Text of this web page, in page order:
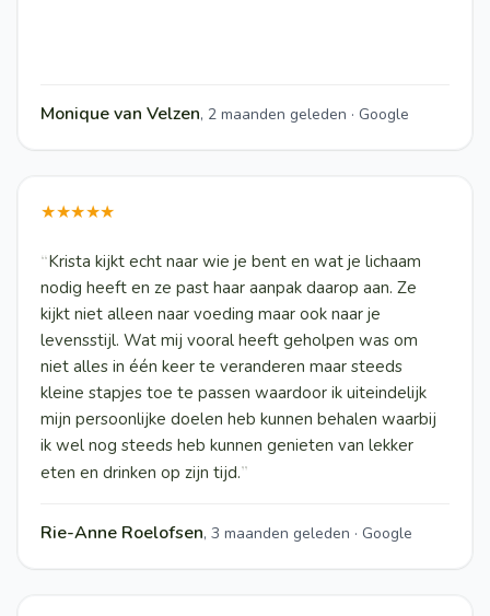
Monique van Velzen, 2 maanden geleden · Google
★★★★★
“Krista kijkt echt naar wie je bent en wat je lichaam
nodig heeft en ze past haar aanpak daarop aan. Ze
kijkt niet alleen naar voeding maar ook naar je
levensstijl. Wat mij vooral heeft geholpen was om
niet alles in één keer te veranderen maar steeds
kleine stapjes toe te passen waardoor ik uiteindelijk
mijn persoonlijke doelen heb kunnen behalen waarbij
ik wel nog steeds heb kunnen genieten van lekker
eten en drinken op zijn tijd.”
Rie-Anne Roelofsen, 3 maanden geleden · Google